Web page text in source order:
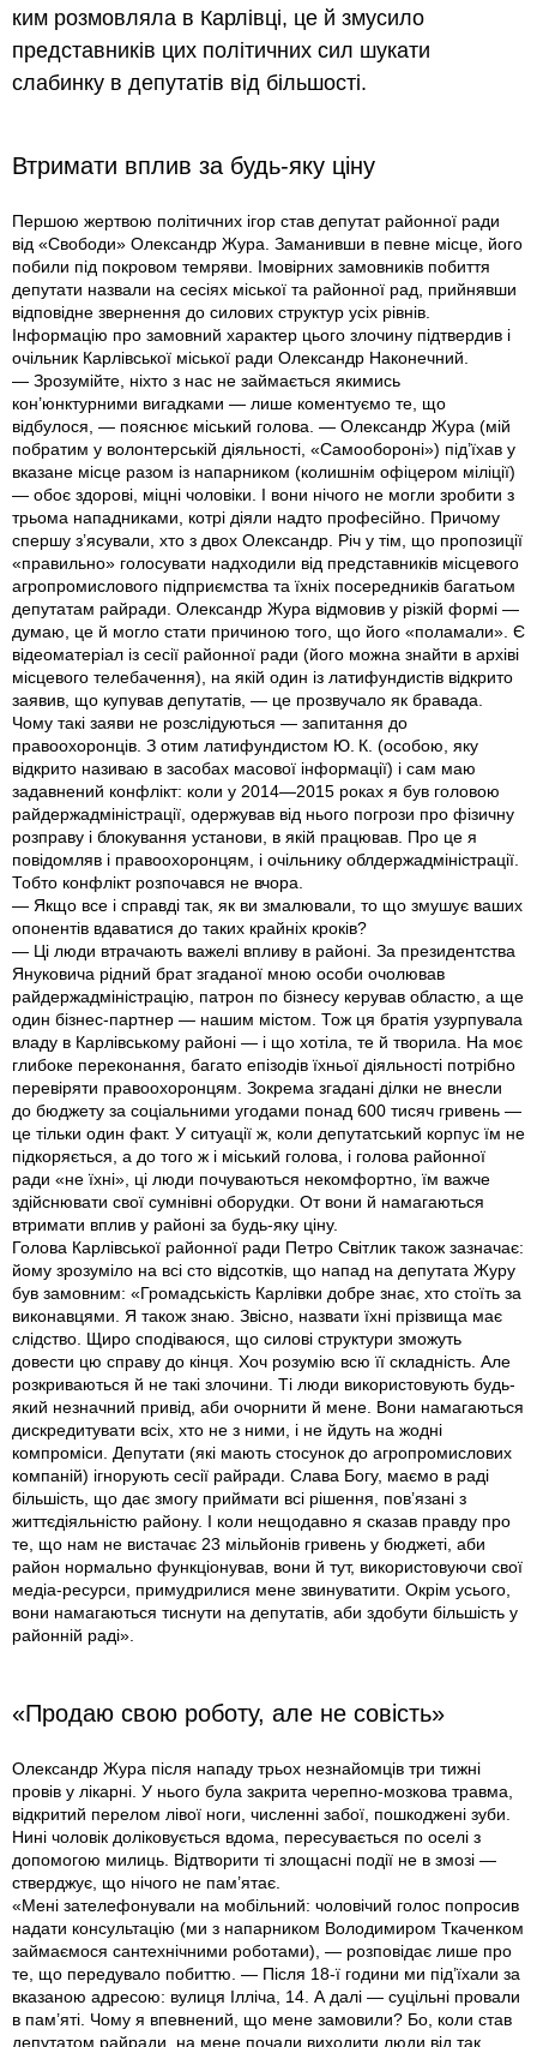
ким розмовляла в Карлівці, це й змусило
представників цих політичних сил шукати
слабинку в депутатів від більшості.
Втримати вплив за будь-яку ціну
Першою жертвою політичних ігор став депутат районної ради
від «Свободи» Олександр Жура. Заманивши в певне місце, його
побили під покровом темряви. Імовірних замовників побиття
депутати назвали на сесіях міської та районної рад, прийнявши
відповідне звернення до силових структур усіх рівнів.
Інформацію про замовний характер цього злочину підтвердив і
очільник Карлівської міської ради Олександр Наконечний.
— Зрозумійте, ніхто з нас не займається якимись
кон’юнктурними вигадками — лише коментуємо те, що
відбулося, — пояснює міський голова. — Олександр Жура (мій
побратим у волонтерській діяльності, «Самообороні») під’їхав у
вказане місце разом із напарником (колишнім офіцером міліції)
— обоє здорові, міцні чоловіки. І вони нічого не могли зробити з
трьома нападниками, котрі діяли надто професійно. Причому
спершу з’ясували, хто з двох Олександр. Річ у тім, що пропозиції
«правильно» голосувати надходили від представників місцевого
агропромислового підприємства та їхніх посередників багатьом
депутатам райради. Олександр Жура відмовив у різкій формі —
думаю, це й могло стати причиною того, що його «поламали». Є
відеоматеріал із сесії районної ради (його можна знайти в архіві
місцевого телебачення), на якій один із латифундистів відкрито
заявив, що купував депутатів, — це прозвучало як бравада.
Чому такі заяви не розслідуються — запитання до
правоохоронців. З отим латифундистом Ю. К. (особою, яку
відкрито називаю в засобах масової інформації) і сам маю
задавнений конфлікт: коли у 2014—2015 роках я був головою
райдержадміністрації, одержував від нього погрози про фізичну
розправу і блокування установи, в якій працював. Про це я
повідомляв і правоохоронцям, і очільнику облдержадміністрації.
Тобто конфлікт розпочався не вчора.
— Якщо все і справді так, як ви змалювали, то що змушує ваших
опонентів вдаватися до таких крайніх кроків?
— Ці люди втрачають важелі впливу в районі. За президентства
Януковича рідний брат згаданої мною особи очолював
райдержадміністрацію, патрон по бізнесу керував областю, а ще
один бізнес-партнер — нашим містом. Тож ця братія узурпувала
владу в Карлівському районі — і що хотіла, те й творила. На моє
глибоке переконання, багато епізодів їхньої діяльності потрібно
перевіряти правоохоронцям. Зокрема згадані ділки не внесли
до бюджету за соціальними угодами понад 600 тисяч гривень —
це тільки один факт. У ситуації ж, коли депутатський корпус їм не
підкоряється, а до того ж i міський голова, i голова районної
ради «не їхні», ці люди почуваються некомфортно, їм важче
здійснювати свої сумнівні оборудки. От вони й намагаються
втримати вплив у районі за будь-яку ціну.
Голова Карлівської районної ради Петро Світлик також зазначає:
йому зрозуміло на всі сто відсотків, що напад на депутата Журу
був замовним: «Громадськість Карлівки добре знає, хто стоїть за
виконавцями. Я також знаю. Звісно, назвати їхні прізвища має
слідство. Щиро сподіваюся, що силові структури зможуть
довести цю справу до кінця. Хоч розумію всю її складність. Але
розкриваються й не такі злочини. Ті люди використовують будь-
який незначний привід, аби очорнити й мене. Вони намагаються
дискредитувати всіх, хто не з ними, і не йдуть на жодні
компроміси. Депутати (які мають стосунок до агропромислових
компаній) ігнорують сесії райради. Слава Богу, маємо в раді
більшість, що дає змогу приймати всі рішення, пов’язані з
життєдіяльністю району. І коли нещодавно я сказав правду про
те, що нам не вистачає 23 мільйонів гривень у бюджеті, аби
район нормально функціонував, вони й тут, використовуючи свої
медіа-ресурси, примудрилися мене звинуватити. Окрім усього,
вони намагаються тиснути на депутатів, аби здобути більшість у
районній раді».
«Продаю свою роботу, але не совість»
Олександр Жура після нападу трьох незнайомців три тижні
провів у лікарні. У нього була закрита черепно-мозкова травма,
відкритий перелом лівої ноги, численні забої, пошкоджені зуби.
Нині чоловік доліковується вдома, пересувається по оселі з
допомогою милиць. Відтворити ті злощасні події не в змозі —
стверджує, що нічого не пам’ятає.
«Мені зателефонували на мобільний: чоловічий голос попросив
надати консультацію (ми з напарником Володимиром Ткаченком
займаємося сантехнічними роботами), — розповідає лише про
те, що передувало побиттю. — Після 18-ї години ми під’їхали за
вказаною адресою: вулиця Ілліча, 14. А далі — суцільні провали
в пам’яті. Чому я впевнений, що мене замовили? Бо, коли став
депутатом райради, на мене почали виходити люди від так